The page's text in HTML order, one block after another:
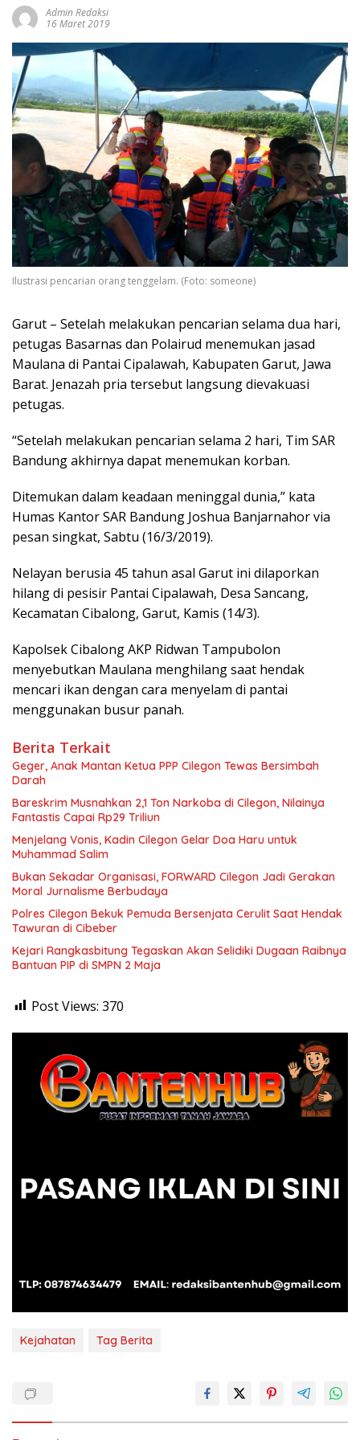
Admin Redaksi
16 Maret 2019
Ilustrasi pencarian orang tenggelam. (Foto: someone)
Garut – Setelah melakukan pencarian selama dua hari,
petugas Basarnas dan Polairud menemukan jasad
Maulana di Pantai Cipalawah, Kabupaten Garut, Jawa
Barat. Jenazah pria tersebut langsung dievakuasi
petugas.
“Setelah melakukan pencarian selama 2 hari, Tim SAR
Bandung akhirnya dapat menemukan korban.
Ditemukan dalam keadaan meninggal dunia,” kata
Humas Kantor SAR Bandung Joshua Banjarnahor via
pesan singkat, Sabtu (16/3/2019).
Nelayan berusia 45 tahun asal Garut ini dilaporkan
hilang di pesisir Pantai Cipalawah, Desa Sancang,
Kecamatan Cibalong, Garut, Kamis (14/3).
Kapolsek Cibalong AKP Ridwan Tampubolon
menyebutkan Maulana menghilang saat hendak
mencari ikan dengan cara menyelam di pantai
menggunakan busur panah.
Berita Terkait
Geger, Anak Mantan Ketua PPP Cilegon Tewas Bersimbah
Darah
Bareskrim Musnahkan 2,1 Ton Narkoba di Cilegon, Nilainya
Fantastis Capai Rp29 Triliun
Menjelang Vonis, Kadin Cilegon Gelar Doa Haru untuk
Muhammad Salim
Bukan Sekadar Organisasi, FORWARD Cilegon Jadi Gerakan
Moral Jurnalisme Berbudaya
Polres Cilegon Bekuk Pemuda Bersenjata Cerulit Saat Hendak
Tawuran di Cibeber
Kejari Rangkasbitung Tegaskan Akan Selidiki Dugaan Raibnya
Bantuan PIP di SMPN 2 Maja
Post Views: 370
Kejahatan Tag Berita